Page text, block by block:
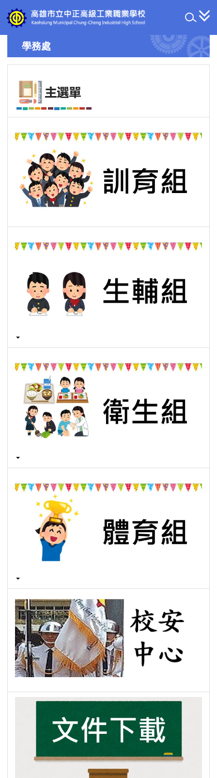
到
主
學務處